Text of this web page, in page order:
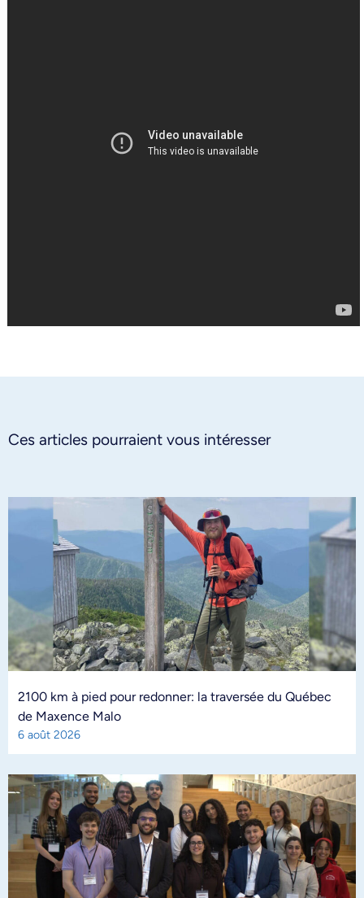
Ces articles pourraient vous intéresser
2100 km à pied pour redonner: la traversée du Québec
de Maxence Malo
6 août 2026